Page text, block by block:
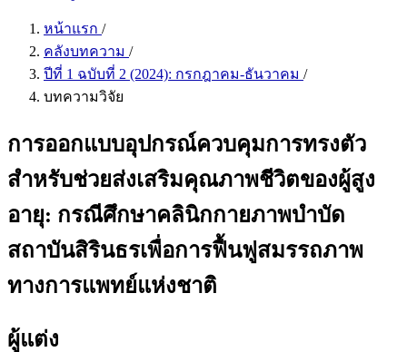
หน้าแรก /
คลังบทความ /
ปีที่ 1 ฉบับที่ 2 (2024): กรกฎาคม-ธันวาคม /
บทความวิจัย
การออกแบบอุปกรณ์ควบคุมการทรงตัว
สำหรับช่วยส่งเสริมคุณภาพชีวิตของผู้สูง
อายุ: กรณีศึกษาคลินิกกายภาพบำบัด
สถาบันสิรินธรเพื่อการฟื้นฟูสมรรถภาพ
ทางการแพทย์แห่งชาติ
ผู้แต่ง